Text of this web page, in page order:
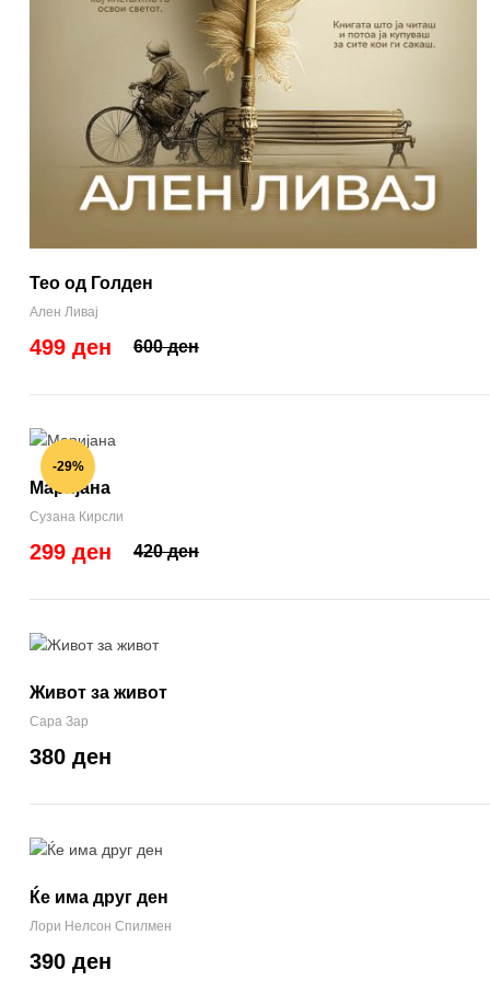
Тео од Голден
Ален Ливај
600 ден
499 ден
-29%
Маријана
Сузана Кирсли
420 ден
299 ден
Живот за живот
Сара Зар
380 ден
Ќе има друг ден
Лори Нелсон Спилмен
390 ден